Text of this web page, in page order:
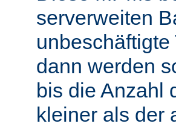
serverweiten
dann werden
bis die Anzahl
kleiner als der